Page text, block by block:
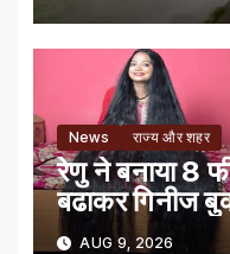
News राज्य और शहर
रेणु ने बनाया 8
बढाकर गिनीज
AUG 9, 2026